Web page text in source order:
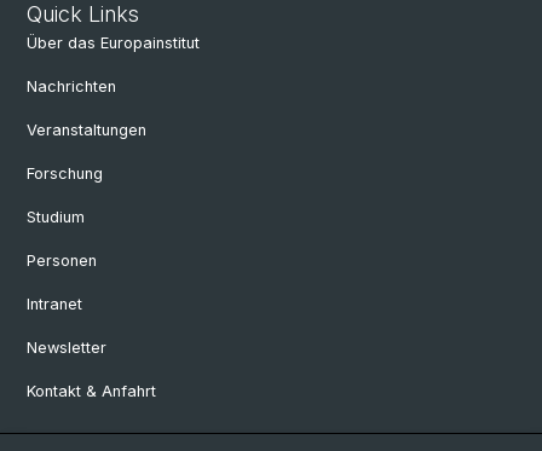
Quick Links
Über das Europainstitut
Nachrichten
Veranstaltungen
Forschung
Studium
Personen
Intranet
Newsletter
Kontakt & Anfahrt